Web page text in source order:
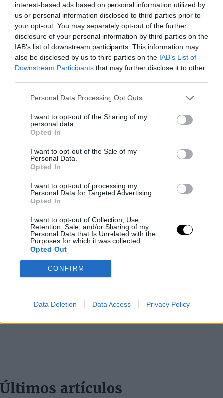
interest-based ads based on personal information utilized by
us or personal information disclosed to third parties prior to
your opt-out. You may separately opt-out of the further
disclosure of your personal information by third parties on the
IAB’s list of downstream participants. This information may
also be disclosed by us to third parties on the IAB’s List of
Downstream Participants that may further disclose it to other
Personal Data Processing Opt Outs
I want to opt-out of the Sharing of my
personal data.
Opted In
I want to opt-out of the Sale of my
Personal Data.
Opted In
I want to opt-out of processing my
Personal Data for Targeted Advertising.
Opted In
I want to opt-out of Collection, Use,
Retention, Sale, and/or Sharing of my
Personal Data that Is Unrelated with the
Purposes for which it was collected.
Opted Out
CONFIRM
Data Deletion Data Access Privacy Policy
— Bleacher Report (@BleacherReport) March 16, 2023
Últimos artículos